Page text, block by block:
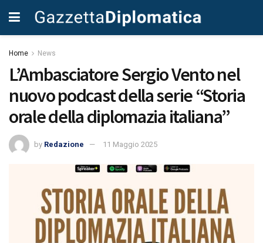
Home News
L’Ambasciatore Sergio Vento nel
nuovo podcast della serie “Storia
orale della diplomazia italiana”
by Redazione 11 Maggio 2025